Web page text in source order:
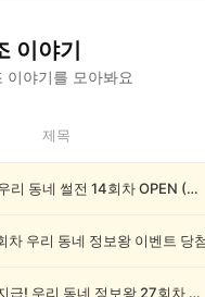
이야기
이야기를 모아봐요
제목
전원 1,000캐시! 🥳 우리 동네 썰전 14회차 OPEN (~8/17)
💸 전원 2,000캐시 지급! 우리 동네 정보왕 27회차 (~8/10)